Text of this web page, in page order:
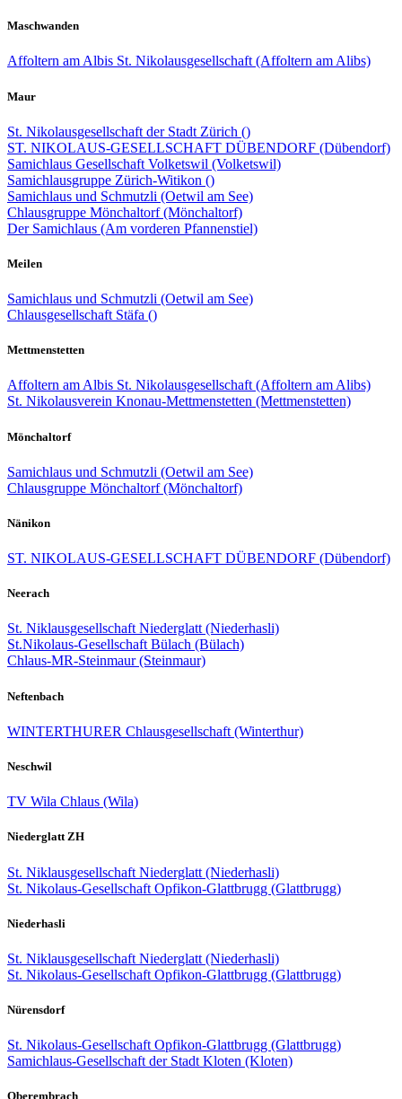
Maschwanden
Affoltern am Albis St. Nikolausgesellschaft (Affoltern am Alibs)
Maur
St. Nikolausgesellschaft der Stadt Zürich ()
ST. NIKOLAUS-GESELLSCHAFT DÜBENDORF (Dübendorf)
Samichlaus Gesellschaft Volketswil (Volketswil)
Samichlausgruppe Zürich-Witikon ()
Samichlaus und Schmutzli (Oetwil am See)
Chlausgruppe Mönchaltorf (Mönchaltorf)
Der Samichlaus (Am vorderen Pfannenstiel)
Meilen
Samichlaus und Schmutzli (Oetwil am See)
Chlausgesellschaft Stäfa ()
Mettmenstetten
Affoltern am Albis St. Nikolausgesellschaft (Affoltern am Alibs)
St. Nikolausverein Knonau-Mettmenstetten (Mettmenstetten)
Mönchaltorf
Samichlaus und Schmutzli (Oetwil am See)
Chlausgruppe Mönchaltorf (Mönchaltorf)
Nänikon
ST. NIKOLAUS-GESELLSCHAFT DÜBENDORF (Dübendorf)
Neerach
St. Niklausgesellschaft Niederglatt (Niederhasli)
St.Nikolaus-Gesellschaft Bülach (Bülach)
Chlaus-MR-Steinmaur (Steinmaur)
Neftenbach
WINTERTHURER Chlausgesellschaft (Winterthur)
Neschwil
TV Wila Chlaus (Wila)
Niederglatt ZH
St. Niklausgesellschaft Niederglatt (Niederhasli)
St. Nikolaus-Gesellschaft Opfikon-Glattbrugg (Glattbrugg)
Niederhasli
St. Niklausgesellschaft Niederglatt (Niederhasli)
St. Nikolaus-Gesellschaft Opfikon-Glattbrugg (Glattbrugg)
Nürensdorf
St. Nikolaus-Gesellschaft Opfikon-Glattbrugg (Glattbrugg)
Samichlaus-Gesellschaft der Stadt Kloten (Kloten)
Oberembrach